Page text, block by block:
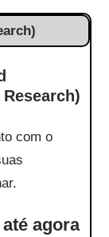
com o
agora